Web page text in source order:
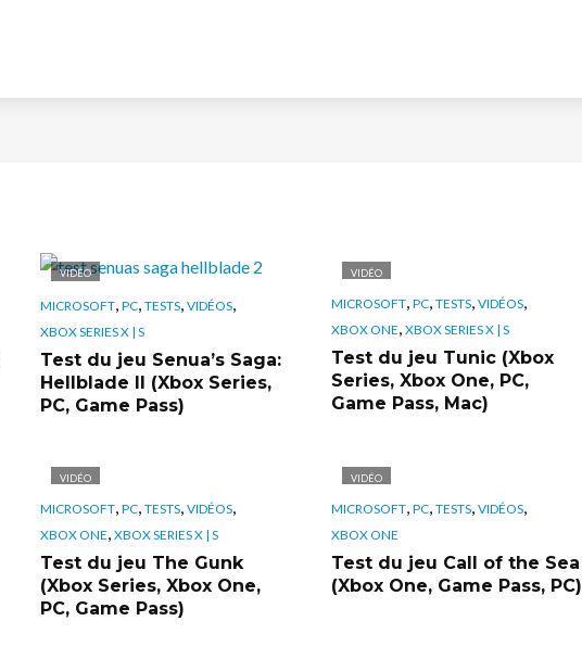
VIDÉO
MICROSOFT, PC, TESTS, VIDÉOS,
XBOX SERIES X | S
Test du jeu Senua’s Saga:
Hellblade II (Xbox Series,
PC, Game Pass)
VIDÉO
MICROSOFT, PC, TESTS, VIDÉOS,
XBOX ONE, XBOX SERIES X | S
Test du jeu Tunic (Xbox
Series, Xbox One, PC,
Game Pass, Mac)
VIDÉO
MICROSOFT, PC, TESTS, VIDÉOS,
XBOX ONE, XBOX SERIES X | S
Test du jeu The Gunk
(Xbox Series, Xbox One,
PC, Game Pass)
VIDÉO
MICROSOFT, PC, TESTS, VIDÉOS,
XBOX ONE
Test du jeu Call of the Sea
(Xbox One, Game Pass, PC)